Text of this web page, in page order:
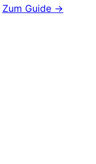
Zum Guide →